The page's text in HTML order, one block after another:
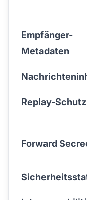
Empfänger-
Metadaten
Replay-Schutz
Forward